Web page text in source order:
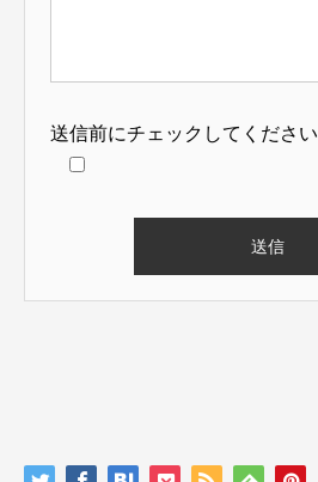
送信前にチェックしてください